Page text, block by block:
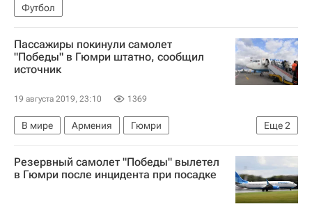
Футбол
Пассажиры покинули самолет
"Победы" в Гюмри штатно, сообщил
источник
19 августа 2019, 23:10 1369
Еще2
В мире Армения
Гюмри
Победа (авиакомпания)
Россия
Резервный самолет "Победы" вылетел
в Гюмри после инцидента при посадке